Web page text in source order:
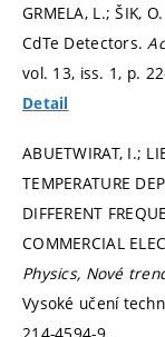
GRMELA, L.; ŠIK,
CdTe Detectors.
vol. 13, iss. 1, p.
Detail
ABUETWIRAT, I.;
TEMPERATURE
DIFFERENT
COMMERCIAL
Physics, Nové
Vysoké učení